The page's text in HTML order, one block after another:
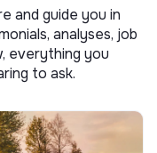
and guide you in
analyses, job
everything you
to ask.